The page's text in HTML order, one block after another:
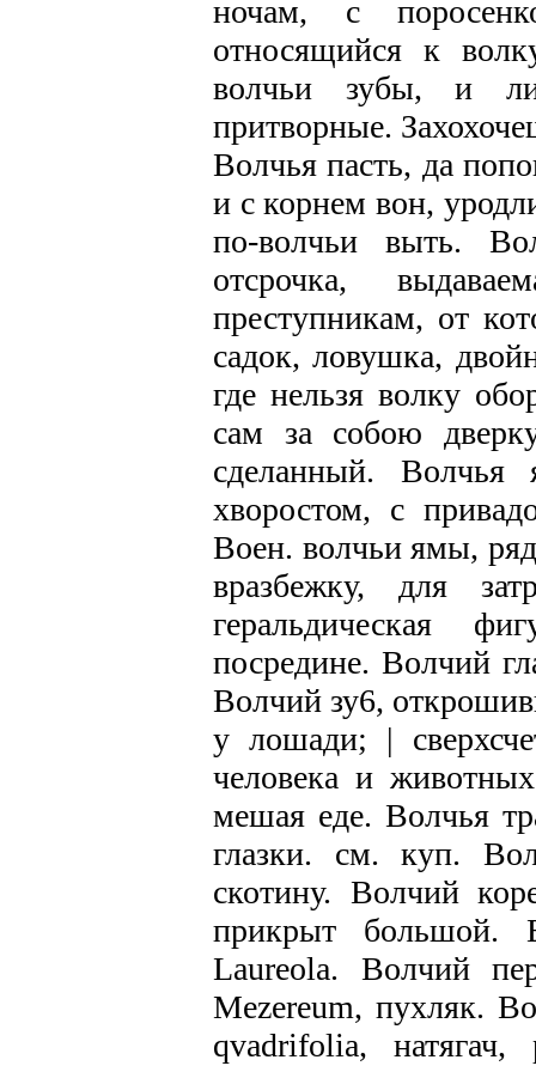
ночам, с
относящийся к
волчьи зубы, и
притворные.
Волчья пасть, да
и с корнем вон,
по-волчьи выть.
отсрочка,
преступникам, от
садок, ловушка,
где нельзя волку
сам за собою
сделанный.
хворостом, с
Воен. волчьи ямы,
вразбежку, для
геральдическая
посредине. Волчий
Волчий зу6,
у лошади; |
человека и
мешая еде. Волчья
глазки. см. куп.
скотину. Волчий
прикрыт большой.
Laureola. Волчий
Mezereum, пухляк.
qvadrifolia,